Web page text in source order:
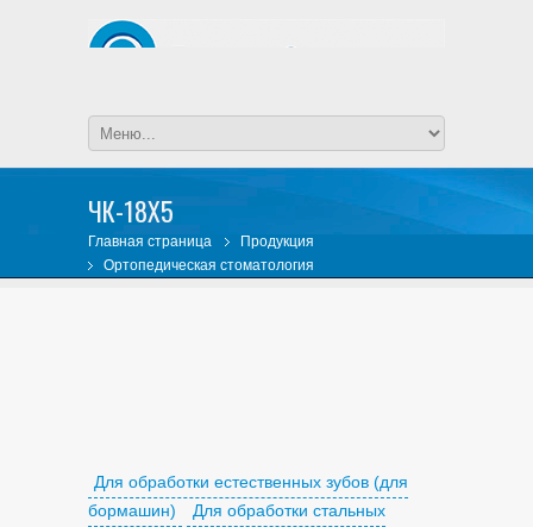
ЧК-18Х5
Главная страница
Продукция
Ортопедическая стоматология
Для обработки естественных зубов (для
бормашин)
Для обработки стальных